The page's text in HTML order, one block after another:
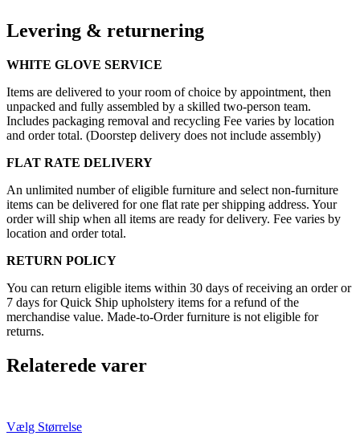
Levering & returnering
WHITE GLOVE SERVICE
Items are delivered to your room of choice by appointment, then
unpacked and fully assembled by a skilled two-person team.
Includes packaging removal and recycling Fee varies by location
and order total. (Doorstep delivery does not include assembly)
FLAT RATE DELIVERY
An unlimited number of eligible furniture and select non-furniture
items can be delivered for one flat rate per shipping address. Your
order will ship when all items are ready for delivery. Fee varies by
location and order total.
RETURN POLICY
You can return eligible items within 30 days of receiving an order or
7 days for Quick Ship upholstery items for a refund of the
merchandise value. Made-to-Order furniture is not eligible for
returns.
Relaterede varer
Vælg Størrelse